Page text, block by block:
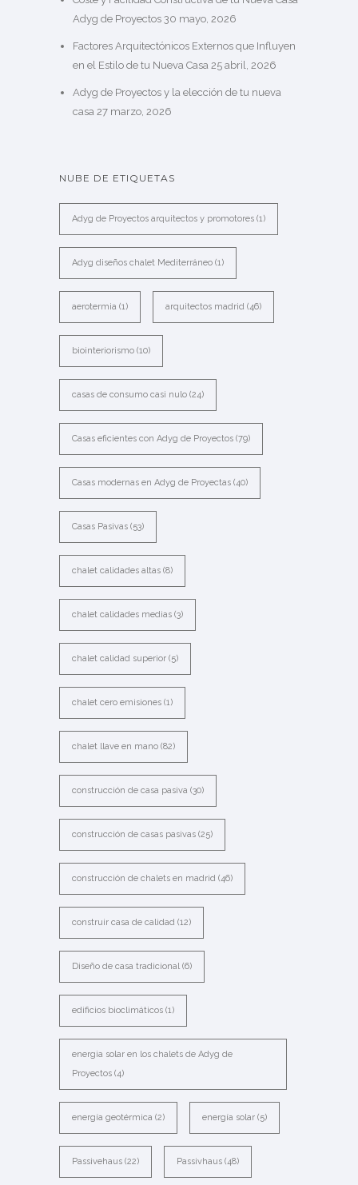
Adyg de Proyectos 30 mayo, 2026
Factores Arquitectónicos Externos que Influyen
en el Estilo de tu Nueva Casa 25 abril, 2026
Adyg de Proyectos y la elección de tu nueva
casa 27 marzo, 2026
NUBE DE ETIQUETAS
Adyg de Proyectos arquitectos y promotores (1)
Adyg diseños chalet Mediterráneo (1)
aerotermia (1) arquitectos madrid (46)
biointeriorismo (10)
casas de consumo casi nulo (24)
Casas eficientes con Adyg de Proyectos (79)
Casas modernas en Adyg de Proyectas (40)
Casas Pasivas (53)
chalet calidades altas (8)
chalet calidades medias (3)
chalet calidad superior (5)
chalet cero emisiones (1)
chalet llave en mano (82)
construcción de casa pasiva (30)
construcción de casas pasivas (25)
construcción de chalets en madrid (46)
construir casa de calidad (12)
Diseño de casa tradicional (6)
edificios bioclimáticos (1)
energia solar en los chalets de Adyg de
Proyectos (4)
energía geotérmica (2) energía solar (5)
Passivehaus (22) Passivhaus (48)